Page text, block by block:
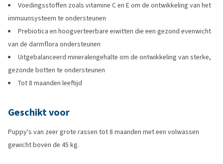
Voedingsstoffen zoals vitamine C en E om de ontwikkeling van het
immuunsysteem te ondersteunen
Prebiotica en hoogverteerbare eiwitten die een gezond evenwicht
van de darmflora ondersteunen
Uitgebalanceerd mineralengehalte om de ontwikkeling van sterke,
gezonde botten te ondersteunen
Tot 8 maanden leeftijd
Geschikt voor
Puppy's van zeer grote rassen tot 8 maanden met een volwassen
gewicht boven de 45 kg.